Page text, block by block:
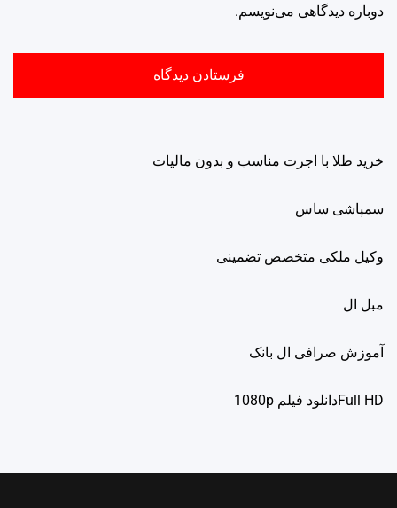
دوباره دیدگاهی می‌نویسم.
خرید طلا با اجرت مناسب و بدون مالیات
سمپاشی ساس
وکیل ملکی متخصص تضمینی
مبل ال
آموزش صرافی ال بانک
Full HDدانلود فيلم 1080p